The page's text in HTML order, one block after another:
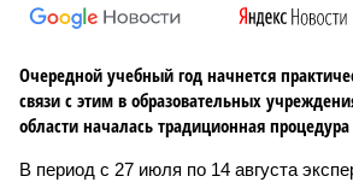
Очередной учебный год начнется
связи с этим в образовательных
области началась традиционная
В период с 27 июля по 14 августа